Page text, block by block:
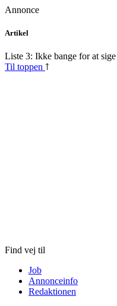
Annonce
Skip
content
Artikel
Liste 3: Ikke bange for at
Til toppen
Find vej til
Job
Annonceinfo
Redaktionen